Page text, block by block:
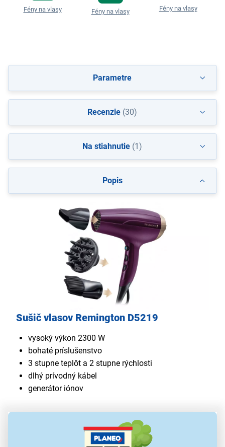
Fény na vlasy Fény na vlasy Fény na vlasy
Popis
Sušič vlasov Remington D5219
vysoký výkon 2300 W
bohaté príslušenstvo
3 stupne teplôt a 2 stupne rýchlosti
dlhý prívodný kábel
generátor iónov
Parametre
Recenzie (30)
Na stiahnutie (1)